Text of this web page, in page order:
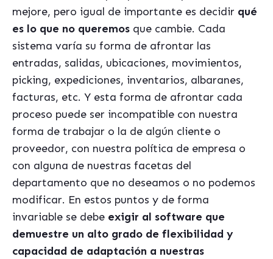
mejore, pero igual de importante es decidir qué
es lo que no queremos que cambie. Cada
sistema varía su forma de afrontar las
entradas, salidas, ubicaciones, movimientos,
picking, expediciones, inventarios, albaranes,
facturas, etc. Y esta forma de afrontar cada
proceso puede ser incompatible con nuestra
forma de trabajar o la de algún cliente o
proveedor, con nuestra política de empresa o
con alguna de nuestras facetas del
departamento que no deseamos o no podemos
modificar. En estos puntos y de forma
invariable se debe exigir al software que
demuestre un alto grado de flexibilidad y
capacidad de adaptación a nuestras